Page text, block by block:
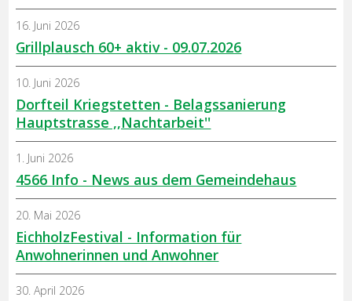
Grillplausch 60+ aktiv - 09.07.2026
16. Juni 2026
Dorfteil Kriegstetten - Belagssanierung
Hauptstrasse ,,Nachtarbeit''
10. Juni 2026
4566 Info - News aus dem Gemeindehaus
1. Juni 2026
EichholzFestival - Information für
Anwohnerinnen und Anwohner
20. Mai 2026
30. April 2026